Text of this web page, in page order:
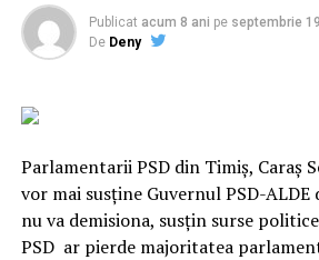
Publicat acum 8 ani pe septembrie
De Deny
Parlamentarii PSD din Timiş, Caraş
vor mai susţine Guvernul PSD-ALDE
nu va demisiona, susţin surse
PSD ar pierde majoritatea